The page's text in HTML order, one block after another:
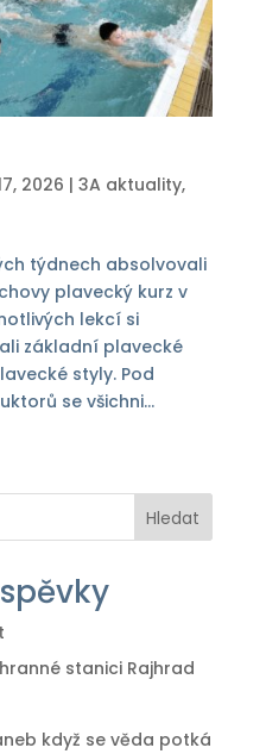
2026 | 3A aktuality,
týdnech absolvovali
plavecký kurz v
lekcí si
základní plavecké
styly. Pod
se všichni...
Hledat
stanici Rajhrad
když se věda potká